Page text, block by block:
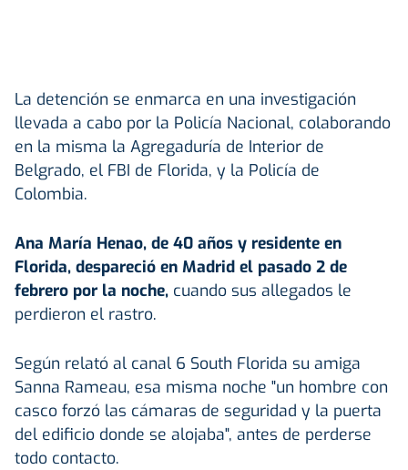
La detención se enmarca en una investigación
llevada a cabo por la Policía Nacional, colaborando
en la misma la Agregaduría de Interior de
Belgrado, el FBI de Florida, y la Policía de
Colombia.
Ana María Henao, de 40 años y residente en
Florida, despareció en Madrid el pasado 2 de
febrero por la noche, cuando sus allegados le
perdieron el rastro.
Según relató al canal 6 South Florida su amiga
Sanna Rameau, esa misma noche "un hombre con
casco forzó las cámaras de seguridad y la puerta
del edificio donde se alojaba", antes de perderse
todo contacto.